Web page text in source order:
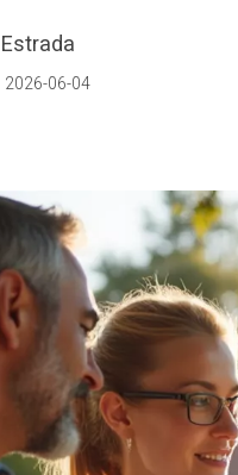
06-04